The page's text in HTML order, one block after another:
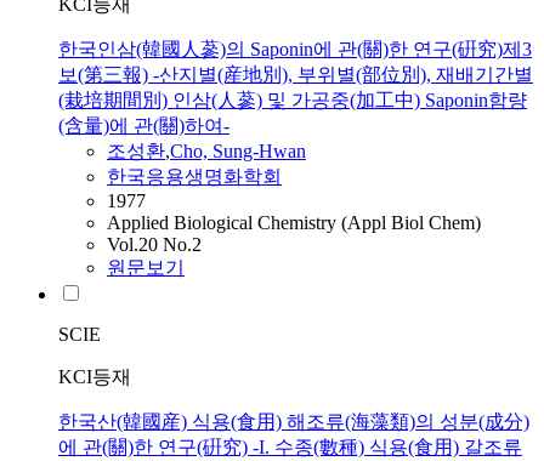
KCI등재
한국인삼(韓國人蔘)의 Saponin에 관(關)한 연구(硏究)제3
보(第三報) -산지별(産地別), 부위별(部位別), 재배기간별
(栽培期間別) 인삼(人蔘) 및 가공중(加工中) Saponin함량
(含量)에 관(關)하여-
조성환,Cho, Sung-Hwan
한국응용생명화학회
1977
Applied Biological Chemistry (Appl Biol Chem)
Vol.20 No.2
원문보기
SCIE
KCI등재
한국산(韓國産) 식용(食用) 해조류(海藻類)의 성분(成分)
에 관(關)한 연구(硏究) -I. 수종(數種) 식용(食用) 갈조류